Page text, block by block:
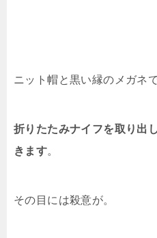
ニット帽と黒い縁のメガネ
折りたたみナイフを取り出
きます。
その目には殺意が。